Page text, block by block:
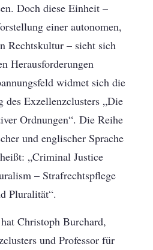
Doch diese Einheit –
einer autonomen,
Rechtskultur – sieht sich
Herausforderungen
widmet sich die
des Exzellenzclusters „Die
Ordnungen“. Die Reihe
und englischer Sprache
„Criminal Justice
– Strafrechtspflege
Pluralität“.
Christoph Burchard,
und Professor für